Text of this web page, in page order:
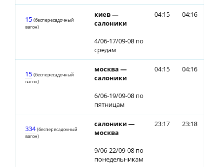
15 (беспересадочный
вагон)
киев —
салоники
4/06-17/09-08 по
средам
04:15 04:16
15 (беспересадочный
вагон)
москва —
салоники
6/06-19/09-08 по
пятницам
04:15 04:16
334 (беспересадочный
вагон)
салоники —
москва
9/06-22/09-08 по
понедельникам
23:17 23:18